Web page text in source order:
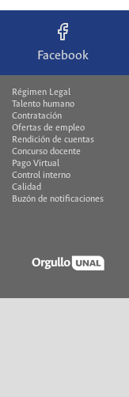
Facebook
Régimen Legal
Talento humano
Contratación
Ofertas de empleo
Rendición de cuentas
Concurso docente
Pago Virtual
Control interno
Calidad
Buzón de notificaciones